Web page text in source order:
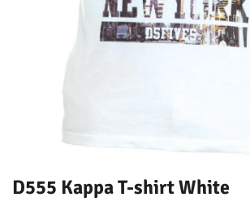
D555 Kappa T-shirt White